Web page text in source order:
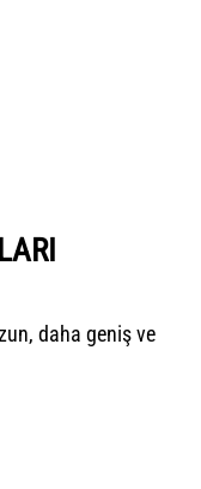
daha geniş ve